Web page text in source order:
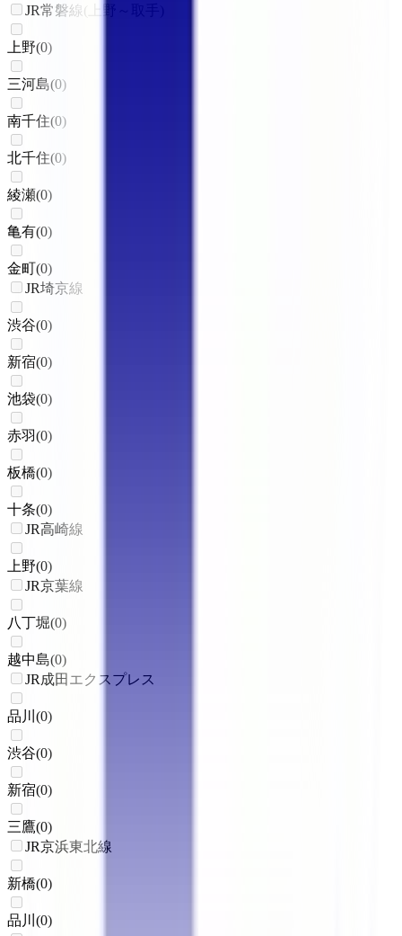
JR常磐線(上野～取手)
上野(0)
三河島(0)
南千住(0)
北千住(0)
綾瀬(0)
亀有(0)
金町(0)
JR埼京線
渋谷(0)
新宿(0)
池袋(0)
赤羽(0)
板橋(0)
十条(0)
JR高崎線
上野(0)
JR京葉線
八丁堀(0)
越中島(0)
JR成田エクスプレス
品川 (0)
渋谷(0)
新宿(0)
三鷹(0)
JR京浜東北線
新橋(0)
品川 (0)